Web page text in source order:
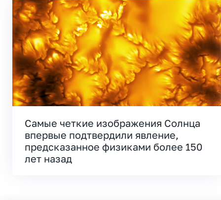
Самые четкие изображения Солнца
впервые подтвердили явление,
предсказанное физиками более 150
лет назад